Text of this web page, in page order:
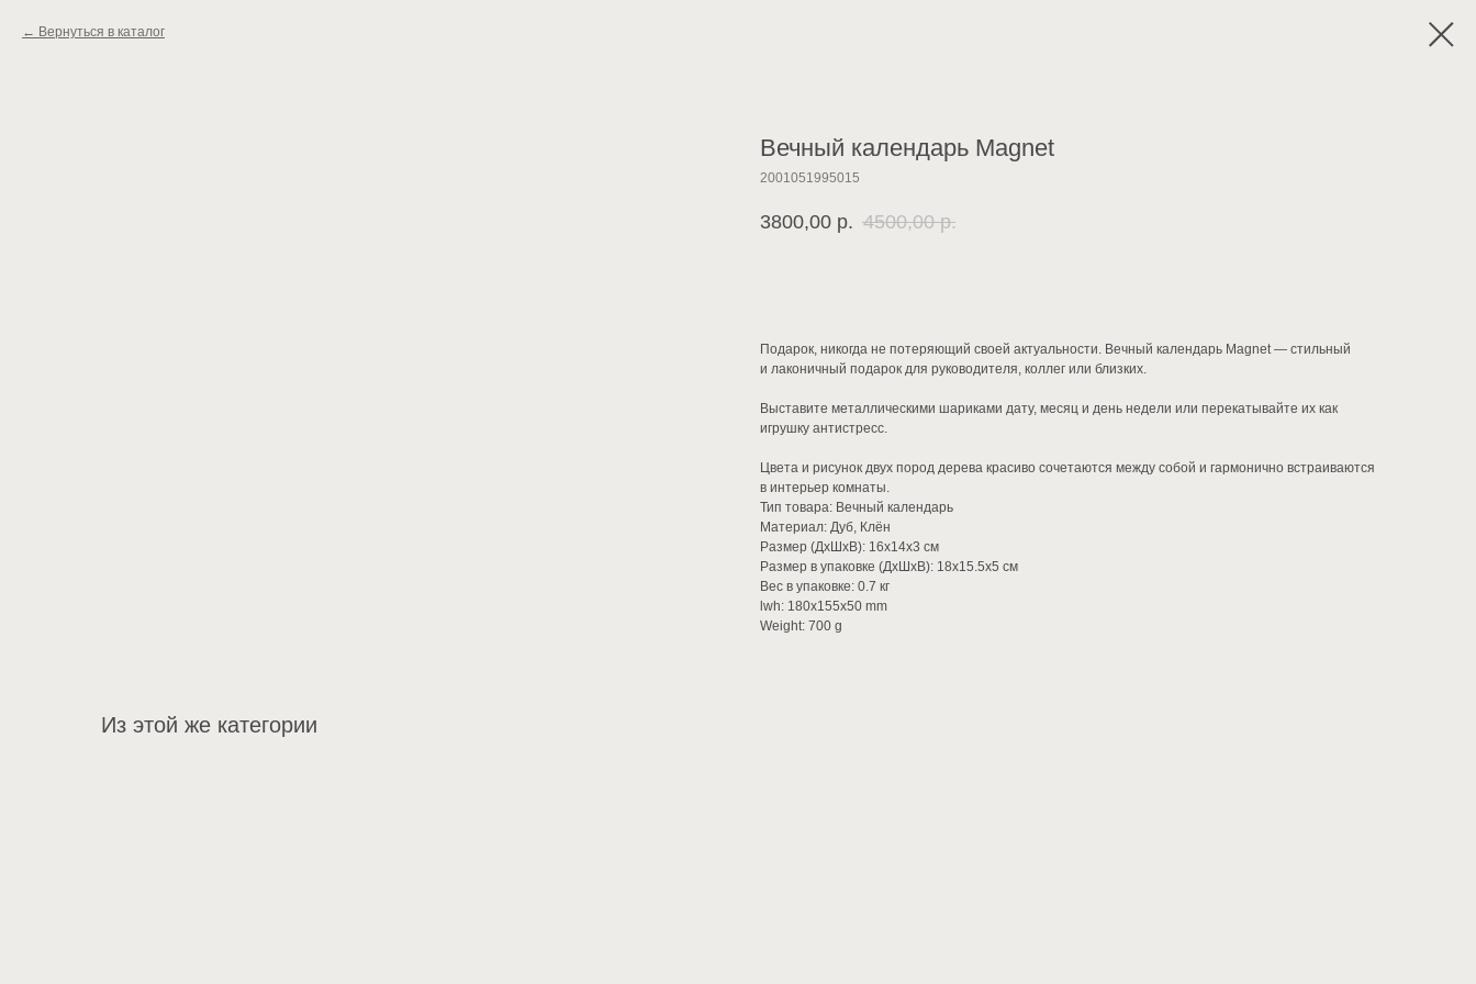
Вернуться в каталог
Вечный календарь Magnet
2001051995015
3800,00 р. 4500,00 р.
Подарок, никогда не потеряющий своей актуальности. Вечный календарь Magnet — стильный
и лаконичный подарок для руководителя, коллег или близких.
Выставите металлическими шариками дату, месяц и день недели или перекатывайте их как
игрушку антистресс.
Цвета и рисунок двух пород дерева красиво сочетаются между собой и гармонично встраиваются
в интерьер комнаты.
Тип товара: Вечный календарь
Материал: Дуб, Клён
Размер (ДхШхВ): 16х14х3 см
Размер в упаковке (ДхШхВ): 18х15.5х5 см
Вес в упаковке: 0.7 кг
lwh: 180x155x50 mm
Weight: 700 g
Из этой же категории